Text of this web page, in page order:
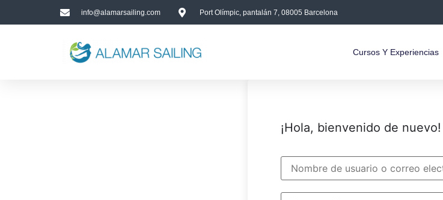
info@alamarsailing.com Port Olímpic, pantalán 7, 08005 Barcelona
Cursos Y Experiencias
¡Hola, bienvenido de nuevo!